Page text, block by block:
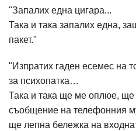
"Запалих една цигара...
Така и така запалих една,
пакет."
"Изпратих гаден есемес на
за психопатка…
Така и така ще ме оплюе, ще
съобщение на телефонния
ще лепна бележка на